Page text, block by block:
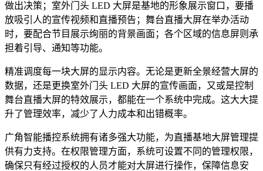
做出决策；室外门头 LED 大屏是基地的形象展示窗口，要播
放吸引人的宣传视频和直播预告；舞台直播大屏在举办活动
时，要配合节目展示绚丽的背景画面；各个区域的信息屏则承
担着引导、通知等功能。
精准调度每一块大屏的显示内容。无论是更新全景经营大屏的
数据，还是更换室外门头 LED 大屏的宣传画面，又或是控制
舞台直播大屏的特效展示，都能在一个系统中完成。这大大提
升了管理效率，减少了人力成本和出错概率。
广角智能播控系统拥有诸多强大功能，为直播基地大屏管理提
供有力支持。在权限管理方面，系统可设置不同的管理权限，
确保只有经过授权的人员才能对大屏进行操作，保障信息安